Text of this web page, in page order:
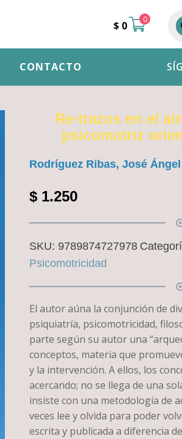
$ 0 0
de
CONTACTO
Re-trazos en el
psicomotriz
Rodríguez Ribas, José Ángel
$1.250
SKU: 9789874727978
Psicomotricidad
El autor aúna la conjunción de
psiquiatría, psicomotricidad,
parte según su autor una
conceptos, materia que
y la intervención. A ellos, los
acercando; no se llega de una
insiste con una metodología de
veces lee y olvida para poder
escrita y publicada a diferencia